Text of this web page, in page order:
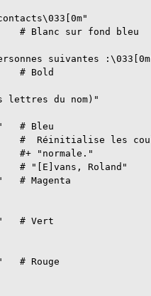
# Blanc sur fond bleu
suivantes
# Bold
lettres du nom)"
# Bleu
Réinitialise les
#+ "normale."
"[E]vans, Roland"
# Magenta
# Vert
# Rouge